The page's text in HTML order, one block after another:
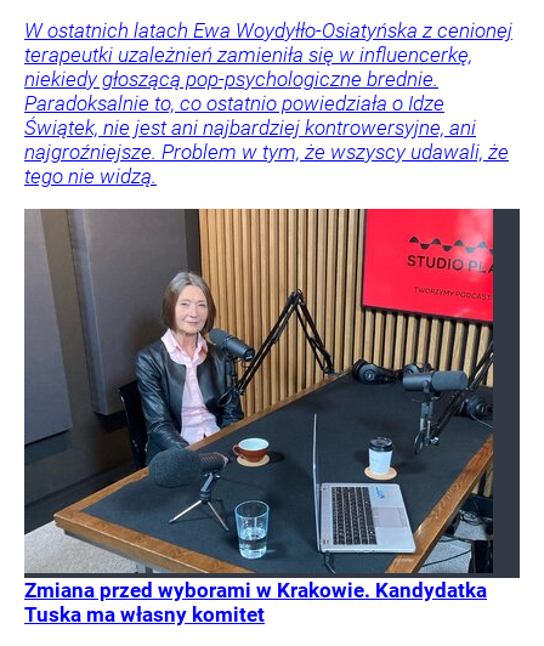
W ostatnich latach Ewa Woydyłło-Osiatyńska z cenionej
terapeutki uzależnień zamieniła się w influencerkę,
niekiedy głoszącą pop-psychologiczne brednie.
Paradoksalnie to, co ostatnio powiedziała o Idze
Świątek, nie jest ani najbardziej kontrowersyjne, ani
najgroźniejsze. Problem w tym, że wszyscy udawali, że
tego nie widzą.
Zmiana przed wyborami w Krakowie. Kandydatka
Tuska ma własny komitet